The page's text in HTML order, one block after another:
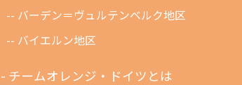
バーデン＝ヴュルテンベルク地区
バイエルン地区
チームオレンジ・ドイツとは